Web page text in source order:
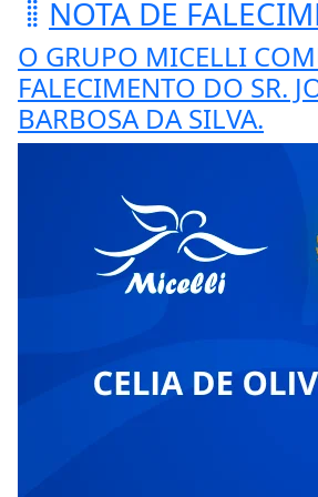
NOTA DE
O GRUPO MICELLI
FALECIMENTO DO SR.
BARBOSA DA SILVA.